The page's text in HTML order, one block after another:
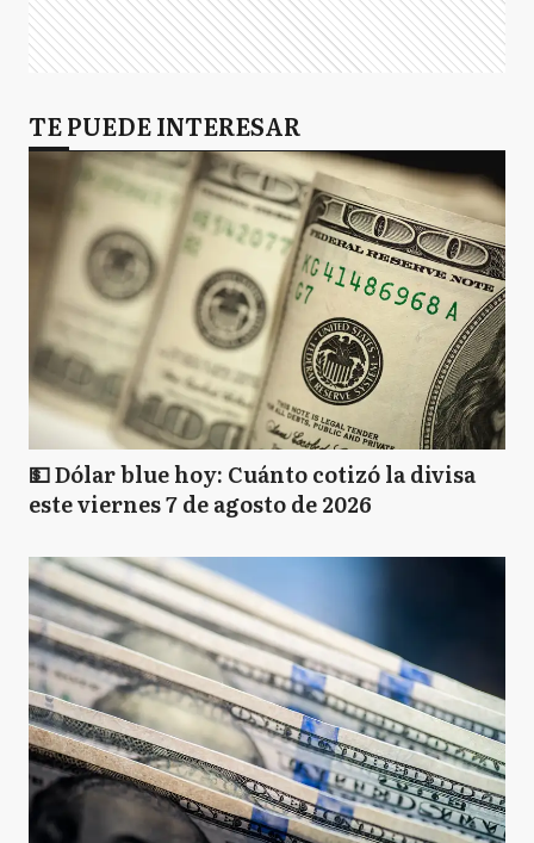
TE PUEDE INTERESAR
💵 Dólar blue hoy: Cuánto cotizó la divisa
este viernes 7 de agosto de 2026